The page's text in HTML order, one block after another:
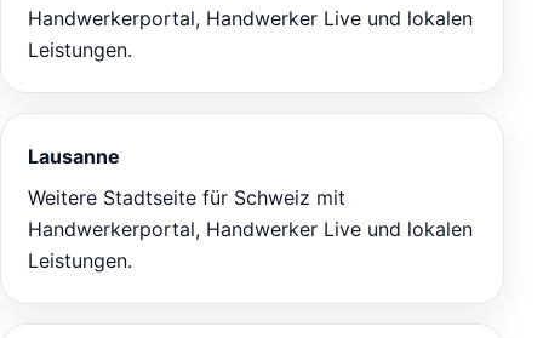
Handwerkerportal, Handwerker Live und lokalen
Leistungen.
Lausanne
Weitere Stadtseite für Schweiz mit
Handwerkerportal, Handwerker Live und lokalen
Leistungen.